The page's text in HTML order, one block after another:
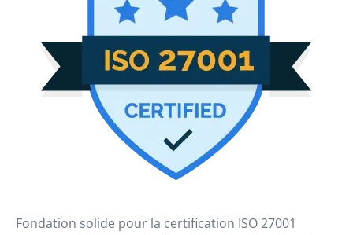
Fondation solide pour la certification ISO 27001